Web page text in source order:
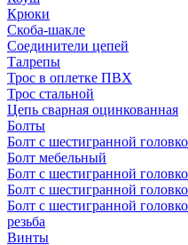
Крюки
Скоба-шакле
Соединители цепей
Талрепы
Трос в оплетке ПВХ
Трос стальной
Цепь сварная оцинкованная
Болты
Болт с шестигранной
Болт мебельный
Болт с шестигранной
Болт с шестигранной
Болт с шестигранной
резьба
Винты